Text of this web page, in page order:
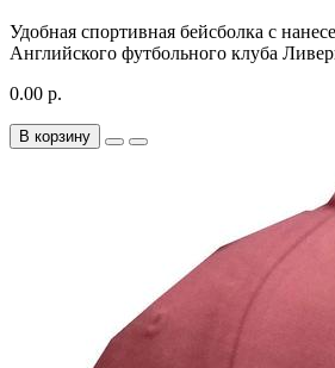
Удобная спортивная бейсболка с
Английского футбольного клуба
0.00 р.
В корзину